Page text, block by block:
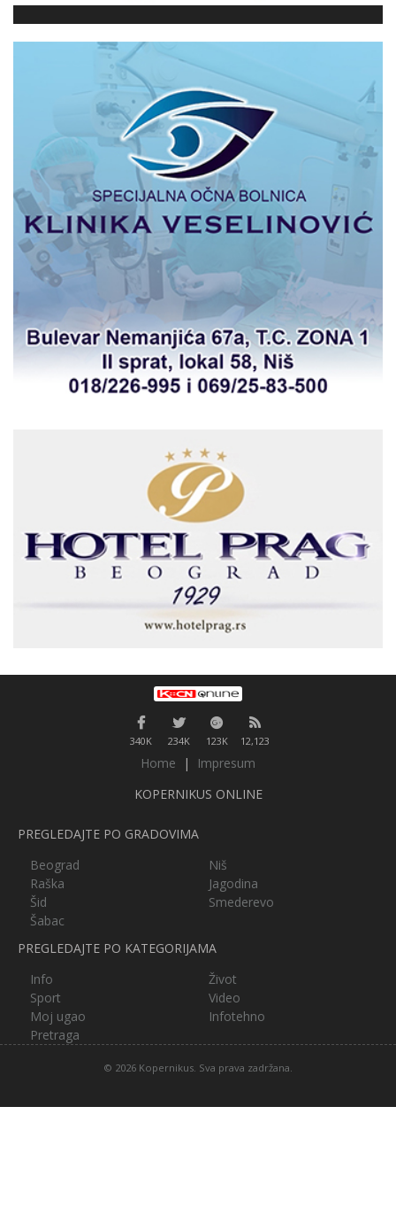
340K 234K 123K 12,123
Home |
Impresum
KOPERNIKUS ONLINE
PREGLEDAJTE PO GRADOVIMA
Beograd
Niš
Raška
Jagodina
Šid
Smederevo
Šabac
PREGLEDAJTE PO KATEGORIJAMA
Info
Život
Sport
Video
Moj ugao
Infotehno
Pretraga
© 2026 Kopernikus. Sva prava zadržana.